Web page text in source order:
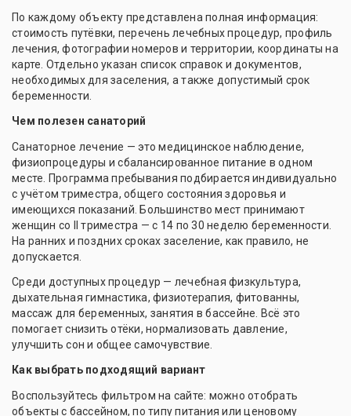
По каждому объекту представлена полная информация:
стоимость путёвки, перечень лечебных процедур, профиль
лечения, фотографии номеров и территории, координаты на
карте. Отдельно указан список справок и документов,
необходимых для заселения, а также допустимый срок
беременности.
Чем полезен санаторий
Санаторное лечение — это медицинское наблюдение,
физиопроцедуры и сбалансированное питание в одном
месте. Программа пребывания подбирается индивидуально
с учётом триместра, общего состояния здоровья и
имеющихся показаний. Большинство мест принимают
женщин со II триместра — с 14 по 30 неделю беременности.
На ранних и поздних сроках заселение, как правило, не
допускается.
Среди доступных процедур — лечебная физкультура,
дыхательная гимнастика, физиотерапия, фитованны,
массаж для беременных, занятия в бассейне. Всё это
помогает снизить отёки, нормализовать давление,
улучшить сон и общее самочувствие.
Как выбрать подходящий вариант
Воспользуйтесь фильтром на сайте: можно отобрать
объекты с бассейном, по типу питания или ценовому